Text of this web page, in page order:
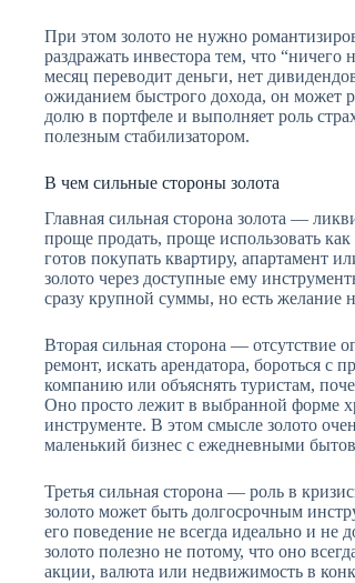
При этом золото не нужно
раздражать инвестора тем, что
месяц переводит деньги, нет
ожиданием быстрого дохода, он может
долю в портфеле и выполняет роль
полезным стабилизатором.
В чем сильные стороны золота
Главная сильная сторона золота —
проще продать, проще использовать
готов покупать квартиру, апартамент
золото через доступные ему
сразу крупной суммы, но есть желание
Вторая сильная сторона — отсутствие
ремонт, искать арендатора, бороться с
компанию или объяснять туристам,
Оно просто лежит в выбранной форме
инструменте. В этом смысле золото
маленький бизнес с ежедневными
Третья сильная сторона — роль в
золото может быть долгосрочным
его поведение не всегда идеально и
золото полезно не потому, что оно
акции, валюта или недвижимость в